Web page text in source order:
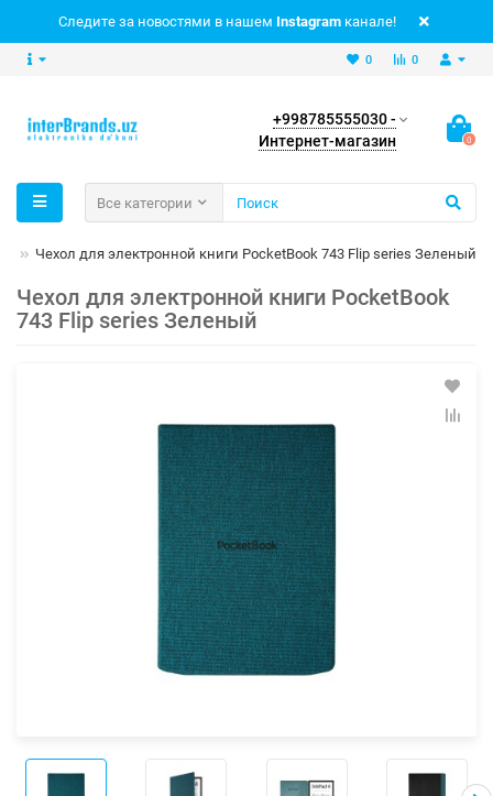
Следите за новостями в нашем Instagram канале!
0
0
+998785555030 -
Интернет-магазин
0
Все категории
Чехол для электронной книги PocketBook 743 Flip series Зеленый
Чехол для электронной книги PocketBook
743 Flip series Зеленый